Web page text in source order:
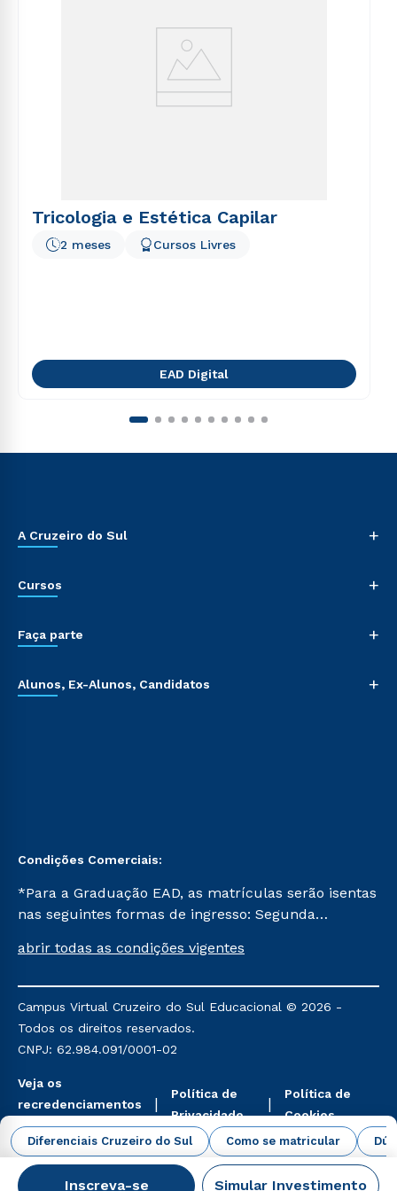
Diferenciais Cruzeiro do Sul Como se matricular
Inscreva-se Simular Investimento
Tricologia e Estética Capilar
2 meses Cursos Livres
EAD Digital
A Cruzeiro do Sul +
Cursos +
Faça parte +
Alunos, Ex-Alunos, Candidatos +
Condições Comerciais:
*Para a Graduação EAD, as matrículas serão isentas
nas seguintes formas de ingresso: Segunda
Já para as demais, a taxa de matrícula será de R$
mencionadas são referentes aos cursos: Ensino
Religioso, Geografia para a Docência e Metodologia
do Ensino de História: Questões Atuais.
abrir todas as condições vigentes
Campus Virtual Cruzeiro do Sul Educacional © 2026 -
Todos os direitos reservados.
CNPJ: 62.984.091/0001-02
Veja os
recredenciamentos
aqui
Política de
Privacidade
Política de
Cookies